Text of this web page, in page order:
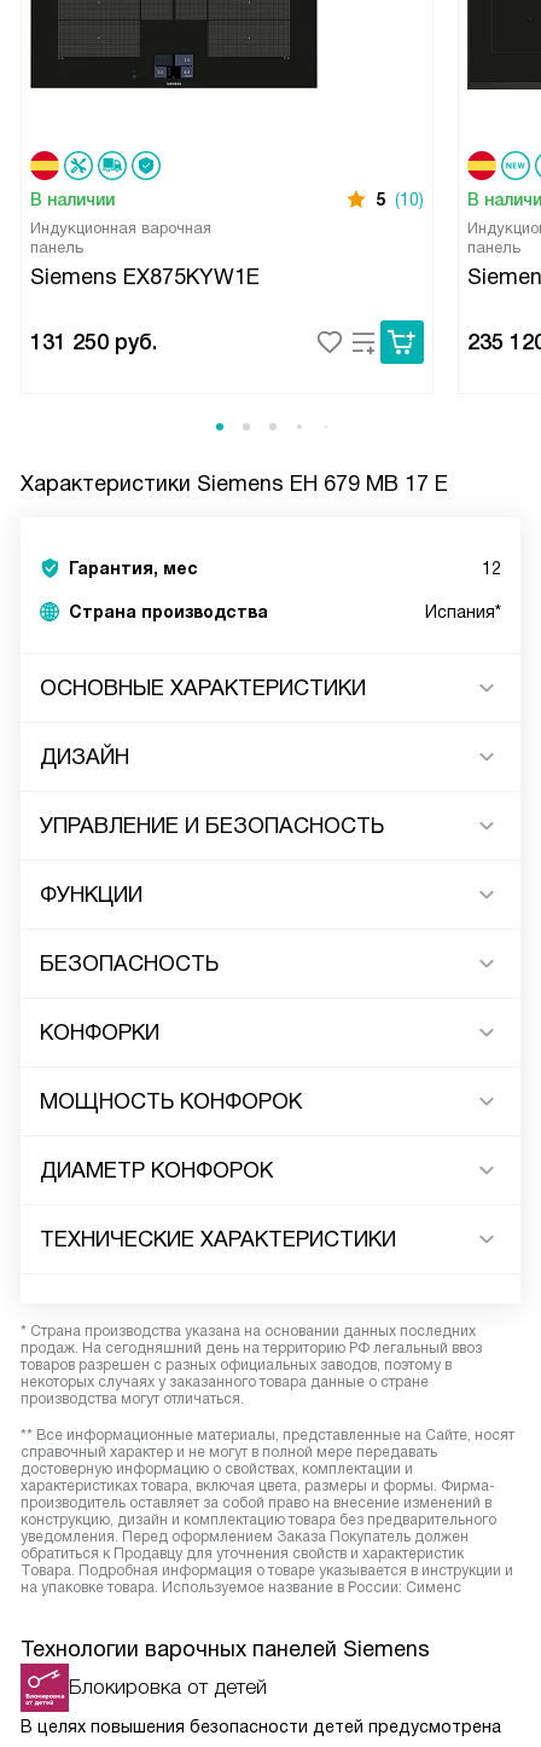
В наличии 5 (10)
Индукционная варочная
панель
Siemens EX875KYW1E
131 250 руб.
В
панель
235
Характеристики Siemens EH 679 MB 17 E
Гарантия, мес 12
Страна производства Испания*
ОСНОВНЫЕ ХАРАКТЕРИСТИКИ
ДИЗАЙН
УПРАВЛЕНИЕ И БЕЗОПАСНОСТЬ
ФУНКЦИИ
БЕЗОПАСНОСТЬ
КОНФОРКИ
МОЩНОСТЬ КОНФОРОК
ДИАМЕТР КОНФОРОК
ТЕХНИЧЕСКИЕ ХАРАКТЕРИСТИКИ
* Страна производства указана на основании данных последних
продаж. На сегодняшний день на территорию РФ легальный ввоз
товаров разрешен с разных официальных заводов, поэтому в
некоторых случаях у заказанного товара данные о стране
производства могут отличаться.
** Все информационные материалы, представленные на Сайте, носят
справочный характер и не могут в полной мере передавать
достоверную информацию о свойствах, комплектации и
характеристиках товара, включая цвета, размеры и формы. Фирма-
производитель оставляет за собой право на внесение изменений в
конструкцию, дизайн и комплектацию товара без предварительного
уведомления. Перед оформлением Заказа Покупатель должен
обратиться к Продавцу для уточнения свойств и характеристик
Товара. Подробная информация о товаре указывается в инструкции и
на упаковке товара. Используемое название в России: Сименс
Технологии варочных панелей Siemens
Блокировка от детей
В целях повышения безопасности детей предусмотрена